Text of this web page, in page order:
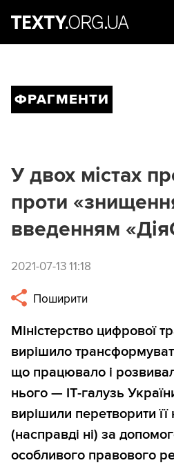
ФРАГМЕНТИ
У двох містах
проти
введенням
2021-07-13 11:18
Поширити
Міністерство цифрової
вирішило
що працювало і
нього — ІТ-галузь
вирішили перетворити її
(насправді ні) за
особливого правового